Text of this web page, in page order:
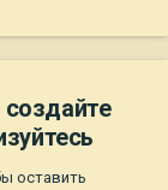
оставить